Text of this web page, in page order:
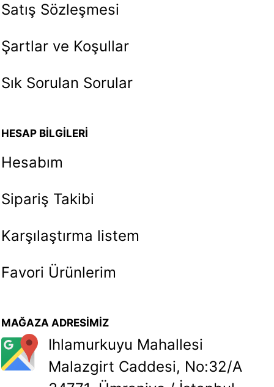
Satış Sözleşmesi
Şartlar ve Koşullar
Sık Sorulan Sorular
HESAP BİLGİLERİ
Hesabım
Sipariş Takibi
Karşılaştırma listem
Favori Ürünlerim
MAĞAZA ADRESİMİZ
Ihlamurkuyu Mahallesi
Malazgirt Caddesi, No:32/A